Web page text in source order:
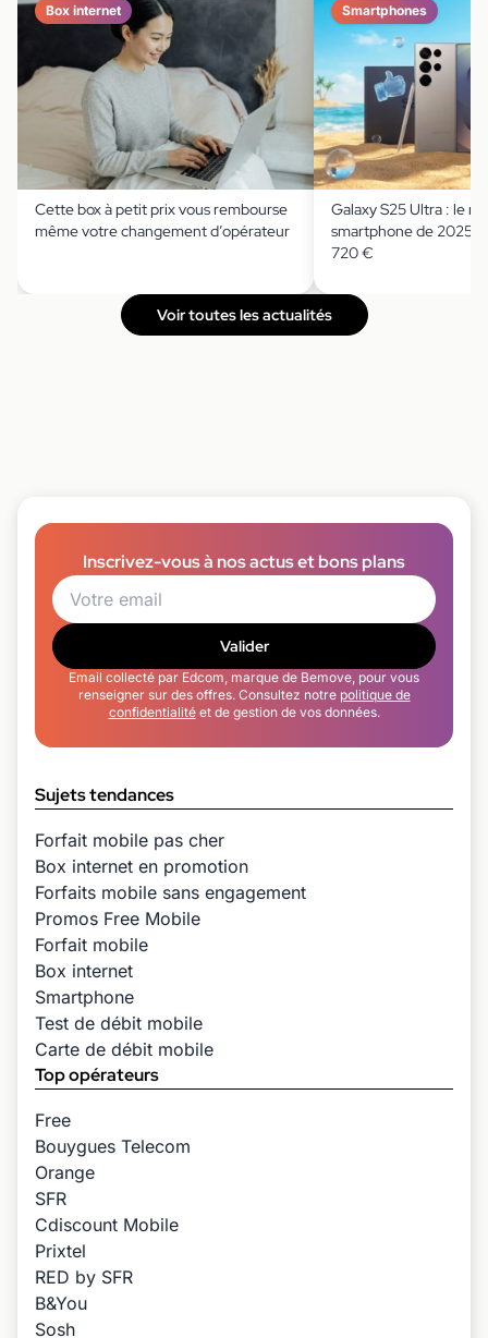
Box internet
Cette box à petit prix vous rembourse
même votre changement d’opérateur
Smartphones
Galaxy S25 Ultra : le
smartphone de 2025
720 €
Voir toutes les actualités
Inscrivez-vous à nos actus et bons plans
Valider
Email collecté par Edcom, marque de Bemove, pour vous
renseigner sur des offres. Consultez notre politique de
confidentialitéet de gestion de vos données.
Sujets tendances
Forfait mobile pas cher
Box internet en promotion
Forfaits mobile sans engagement
Promos Free Mobile
Forfait mobile
Box internet
Smartphone
Test de débit mobile
Carte de débit mobile
Top opérateurs
Free
Bouygues Telecom
Orange
SFR
Cdiscount Mobile
Prixtel
RED by SFR
B&You
Sosh